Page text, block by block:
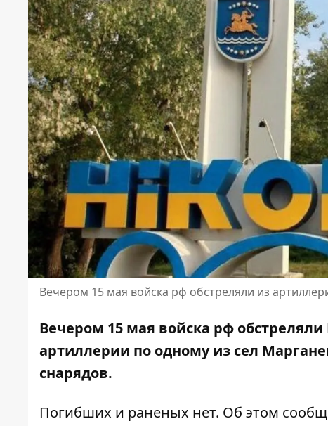
Вечером 15 мая войска рф обстреляли из
Вечером 15 мая войска рф
артиллерии по одному из сел
снарядов.
Погибших и раненых нет. Об этом